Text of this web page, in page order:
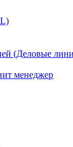
(Деловые
менеджер